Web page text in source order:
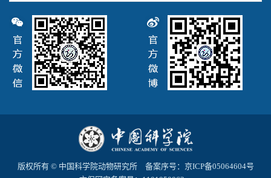
版权所有 © 中国科学院动物研究所 备案序号： 京ICP备05064604号